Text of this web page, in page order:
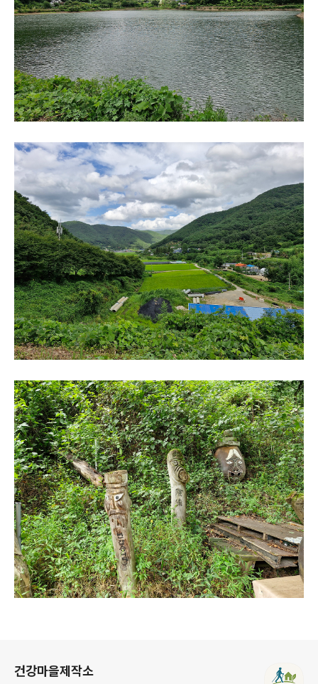
건강마을제작소